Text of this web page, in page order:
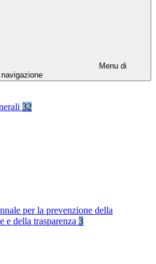
Menu di
navigazione
32
per la prevenzione della
e della trasparenza 3